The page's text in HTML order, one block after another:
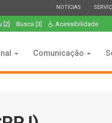
ESTADO
NOTÍCIAS
[2] Busca [3] Acessibilidade
Comunicação